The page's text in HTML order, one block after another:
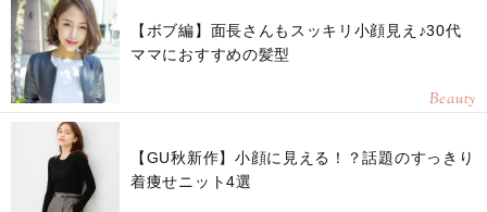
【ボブ編】面長さんもスッキリ小顔見え♪30代
ママにおすすめの髪型
Beauty
【GU秋新作】小顔に見える！？話題のすっきり
着痩せニット4選